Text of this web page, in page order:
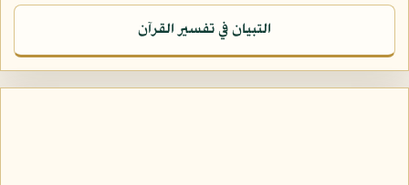
التبيان في تفسير القرآن